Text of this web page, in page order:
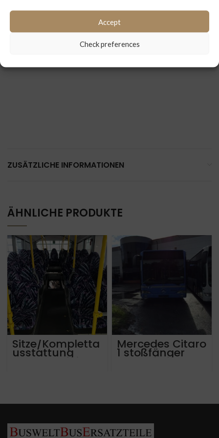
Accept
Check preferences
ZUSÄTZLICHE INFORMATIONEN
ÄHNLICHE PRODUKTE
Sitze/Kompletta
usstattung
Mercedes Citaro
Mercedes Citaro
1 stoßfänger
vorne links